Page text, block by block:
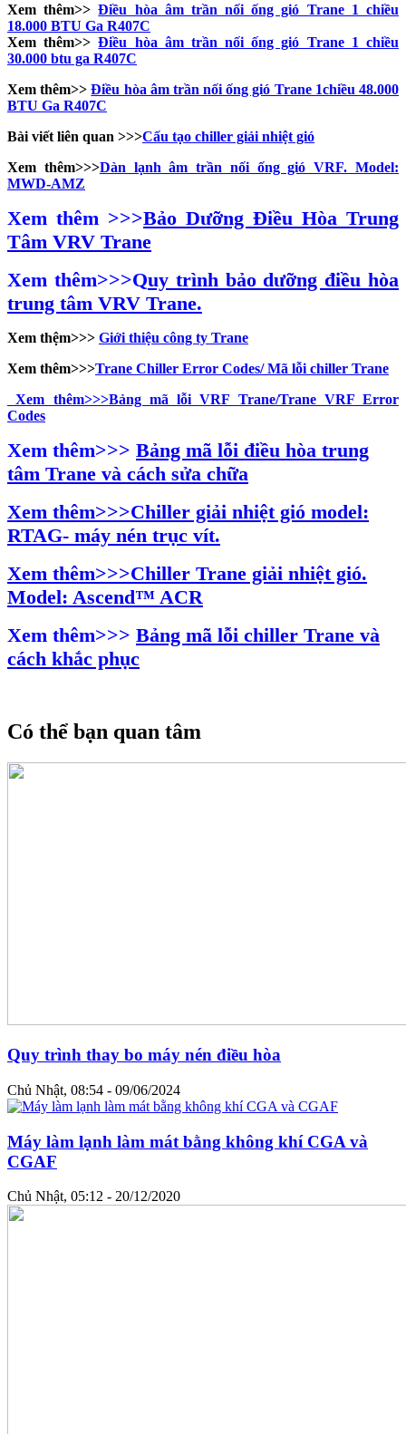
Xem thêm>> Điều hòa âm trần nối ống gió Trane 1 chiều
18.000 BTU Ga R407C
Xem thêm>>Điều hòa âm trần nối ống gió Trane 1 chiều
30.000 btu ga R407C
Xem thêm>>Điều hòa âm trần nối ống gió Trane 1chiều 48.000
BTU Ga R407C
Bài viết liên quan >>>Cấu tạo chiller giải nhiệt gió
Xem thêm>>>Dàn lạnh âm trần nối ống gió VRF. Model:
MWD-AMZ
Xem thêm >>>Bảo Dưỡng Điều Hòa Trung
Tâm VRV Trane
Xem thêm>>>Quy trình bảo dưỡng điều hòa
trung tâm VRV Trane.
Xem thệm>>> Giới thiệu công ty Trane
Xem thêm>>>Trane Chiller Error Codes/ Mã lỗi chiller Trane
Xem thêm>>>Bảng mã lỗi VRF Trane/Trane VRF Error
Codes
Xem thêm>>> Bảng mã lỗi điều hòa trung
tâm Trane và cách sửa chữa
Xem thêm>>>Chiller giải nhiệt gió model:
RTAG- máy nén trục vít.
Xem thêm>>>Chiller Trane giải nhiệt gió.
Model: Ascend™ ACR
Xem thêm>>> Bảng mã lỗi chiller Trane và
cách khắc phục
Có thể bạn quan tâm
Quy trình thay bo máy nén điều hòa
Chủ Nhật, 08:54 - 09/06/2024
Máy làm lạnh làm mát bằng không khí CGA và
CGAF
Chủ Nhật, 05:12 - 20/12/2020